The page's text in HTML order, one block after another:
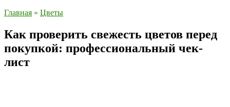
Главная » Цветы
Как проверить свежесть цветов перед
покупкой: профессиональный чек-
лист